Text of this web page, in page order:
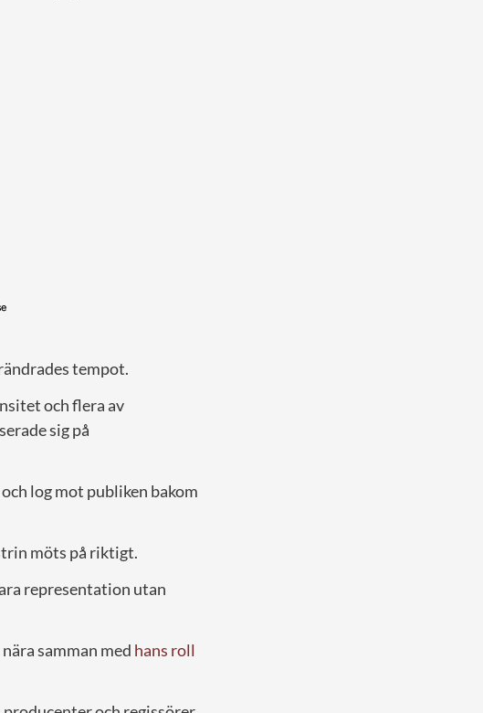
tempot.
och flera av
sig på
log mot publiken bakom
möts på riktigt.
representation utan
samman med hans roll